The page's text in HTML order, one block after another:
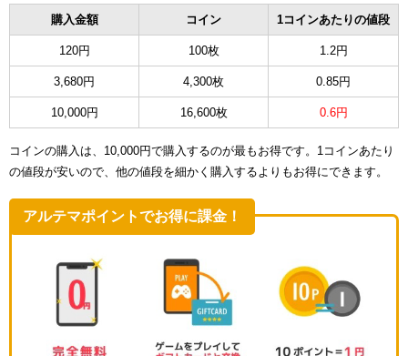
購入金額 コイン 1コインあたりの値段
120円 100枚 1.2円
3,680円 4,300枚 0.85円
10,000円 16,600枚 0.6円
コインの購入は、10,000円で購入するのが最もお得です。1コインあたり
の値段が安いので、他の値段を細かく購入するよりもお得にできます。
アルテマポイントでお得に課金！